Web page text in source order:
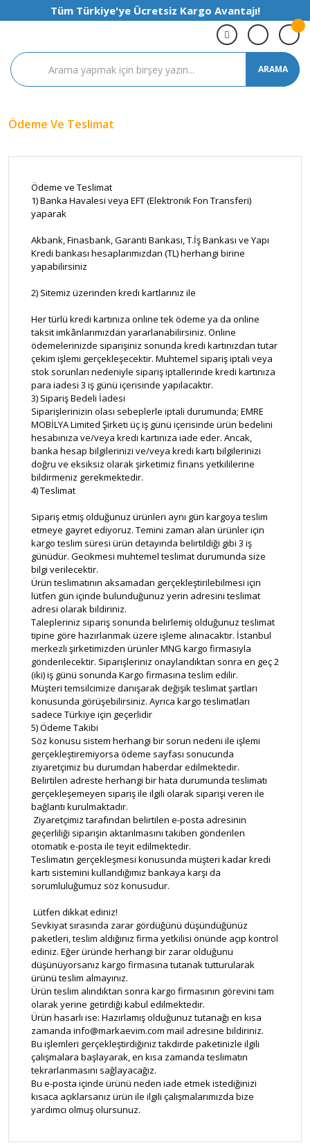
Tüm Türkiye'ye Ücretsiz Kargo Avantajı!
ARAMA
Ödeme Ve Teslimat
Ödeme ve Teslimat
1) Banka Havalesi veya EFT (Elektronik Fon Transferi)
yaparak
Akbank, Finasbank, Garanti Bankası, T.İş Bankası ve Yapı
Kredi bankası hesaplarımızdan (TL) herhangi birine
yapabilirsiniz
2) Sitemiz üzerinden kredi kartlarınız ile
Her türlü kredi kartınıza online tek ödeme ya da online
taksit imkânlarımızdan yararlanabilirsiniz. Online
ödemelerinizde siparişiniz sonunda kredi kartınızdan tutar
çekim işlemi gerçekleşecektir. Muhtemel sipariş iptali veya
stok sorunları nedeniyle sipariş iptallerinde kredi kartınıza
para iadesi 3 iş günü içerisinde yapılacaktır.
3) Sipariş Bedeli İadesi
Siparişlerinizin olası sebeplerle iptali durumunda; EMRE
MOBİLYA Limited Şirketi üç iş günü içerisinde ürün bedelini
hesabınıza ve/veya kredi kartınıza iade eder. Ancak,
banka hesap bilgilerinizi ve/veya kredi kartı bilgilerinizi
doğru ve eksiksiz olarak şirketimiz finans yetkililerine
bildirmeniz gerekmektedir.
4) Teslimat
Sipariş etmiş olduğunuz ürünleri aynı gün kargoya teslim
etmeye gayret ediyoruz. Temini zaman alan ürünler için
kargo teslim süresi ürün detayında belirtildiği gibi 3 iş
günüdür. Gecikmesi muhtemel teslimat durumunda size
bilgi verilecektir.
Ürün teslimatının aksamadan gerçekleştirilebilmesi için
lütfen gün içinde bulunduğunuz yerin adresini teslimat
adresi olarak bildiriniz.
Talepleriniz sipariş sonunda belirlemiş olduğunuz teslimat
tipine göre hazırlanmak üzere işleme alınacaktır. İstanbul
merkezli şirketimizden ürünler MNG kargo firmasıyla
gönderilecektir. Siparişleriniz onaylandıktan sonra en geç 2
(iki) iş günü sonunda Kargo firmasına teslim edilir.
Müşteri temsilcimize danışarak değişik teslimat şartları
konusunda görüşebilirsiniz. Ayrıca kargo teslimatları
sadece Türkiye için geçerlidir
5) Ödeme Takibi
Söz konusu sistem herhangi bir sorun nedeni ile işlemi
gerçekleştiremiyorsa ödeme sayfası sonucunda
ziyaretçimiz bu durumdan haberdar edilmektedir.
Belirtilen adreste herhangi bir hata durumunda teslimatı
gerçekleşemeyen sipariş ile ilgili olarak siparişi veren ile
bağlantı kurulmaktadır.
Ziyaretçimiz tarafından belirtilen e-posta adresinin
geçerliliği siparişin aktarılmasını takiben gönderilen
otomatik e-posta ile teyit edilmektedir.
Teslimatın gerçekleşmesi konusunda müşteri kadar kredi
kartı sistemini kullandığımız bankaya karşı da
sorumluluğumuz söz konusudur.
Lütfen dikkat ediniz!
Sevkiyat sırasında zarar gördüğünü düşündüğünüz
paketleri, teslim aldığınız firma yetkilisi önünde açıp kontrol
ediniz. Eğer üründe herhangi bir zarar olduğunu
düşünüyorsanız kargo firmasına tutanak tutturularak
ürünü teslim almayınız.
Ürün teslim alındıktan sonra kargo firmasının görevini tam
olarak yerine getirdiği kabul edilmektedir.
Ürün hasarlı ise: Hazırlamış olduğunuz tutanağı en kısa
zamanda info@markaevim.com mail adresine bildiriniz.
Bu işlemleri gerçekleştirdiğiniz takdirde paketinizle ilgili
çalışmalara başlayarak, en kısa zamanda teslimatın
tekrarlanmasını sağlayacağız.
Bu e-posta içinde ürünü neden iade etmek istediğinizi
kısaca açıklarsanız ürün ile ilgili çalışmalarımızda bize
yardımcı olmuş olursunuz.